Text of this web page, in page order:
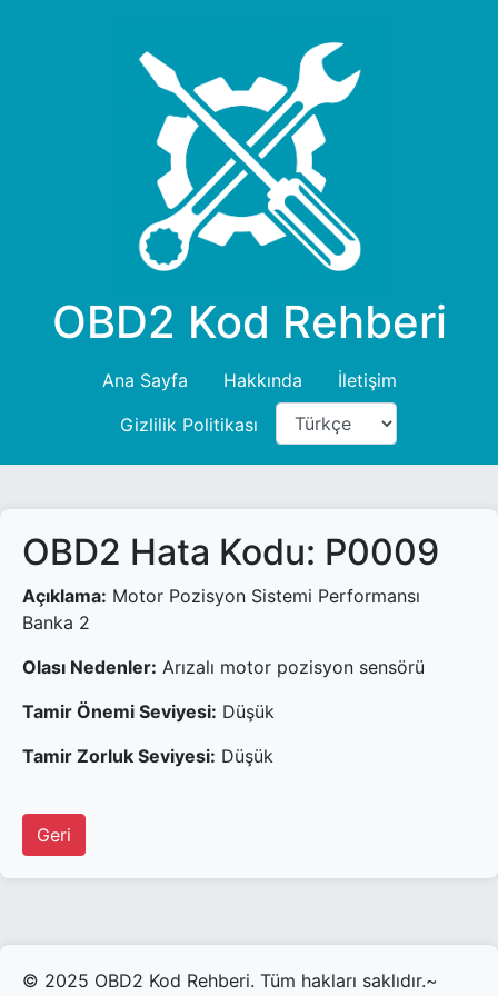
OBD2 Kod Rehberi
Ana Sayfa Hakkında
İletişim
Gizlilik Politikası
OBD2 Hata Kodu: P0009
Açıklama: Motor Pozisyon Sistemi Performansı
Banka 2
Olası Nedenler: Arızalı motor pozisyon sensörü
Tamir Önemi Seviyesi: Düşük
Tamir Zorluk Seviyesi: Düşük
Geri
© 2025 OBD2 Kod Rehberi. Tüm hakları saklıdır.~